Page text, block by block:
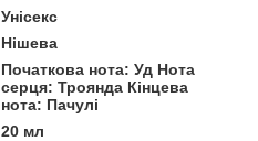
Унісекс
Нішева
Початкова нота: Уд Нота
серця: Троянда Кінцева
нота: Пачулі
20 мл